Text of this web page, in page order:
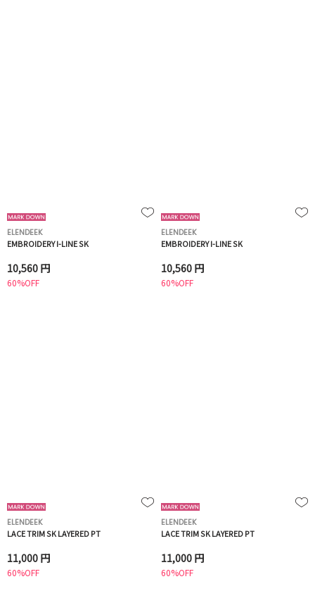
ELENDEEK
EMBROIDERY I-LINE SK
10,560 円
60%OFF
ELENDEEK
EMBROIDERY I-LINE SK
10,560 円
60%OFF
ELENDEEK
LACE TRIM SK LAYERED PT
11,000 円
60%OFF
ELENDEEK
LACE TRIM SK LAYERED PT
11,000 円
60%OFF